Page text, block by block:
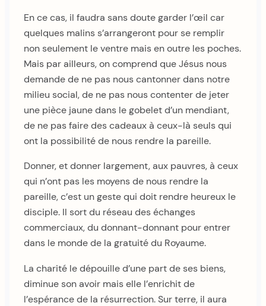
En ce cas, il faudra sans doute garder l’œil car
quelques malins s’arrangeront pour se remplir
non seulement le ventre mais en outre les poches.
Mais par ailleurs, on comprend que Jésus nous
demande de ne pas nous cantonner dans notre
milieu social, de ne pas nous contenter de jeter
une pièce jaune dans le gobelet d’un mendiant,
de ne pas faire des cadeaux à ceux-là seuls qui
ont la possibilité de nous rendre la pareille.
Donner, et donner largement, aux pauvres, à ceux
qui n’ont pas les moyens de nous rendre la
pareille, c’est un geste qui doit rendre heureux le
disciple. Il sort du réseau des échanges
commerciaux, du donnant-donnant pour entrer
dans le monde de la gratuité du Royaume.
La charité le dépouille d’une part de ses biens,
diminue son avoir mais elle l’enrichit de
l’espérance de la résurrection. Sur terre, il aura